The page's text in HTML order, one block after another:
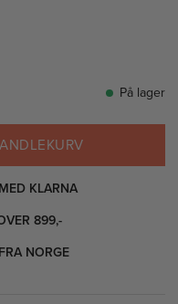
På lager
KLARNA
899,-
NORGE